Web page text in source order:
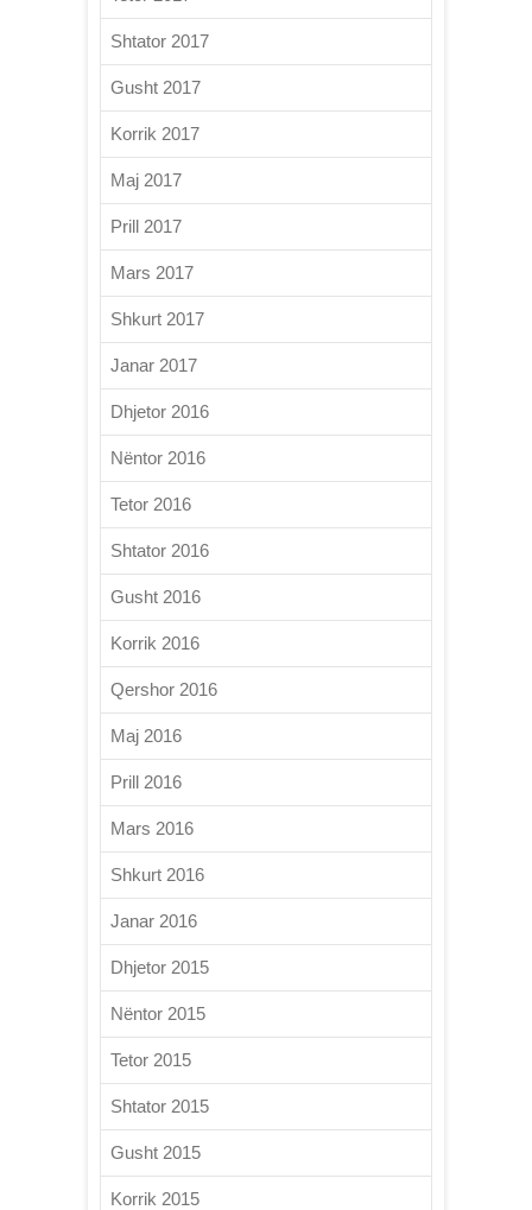
Shtator 2017
Gusht 2017
Korrik 2017
Maj 2017
Prill 2017
Mars 2017
Shkurt 2017
Janar 2017
Dhjetor 2016
Nëntor 2016
Tetor 2016
Shtator 2016
Gusht 2016
Korrik 2016
Qershor 2016
Maj 2016
Prill 2016
Mars 2016
Shkurt 2016
Janar 2016
Dhjetor 2015
Nëntor 2015
Tetor 2015
Shtator 2015
Gusht 2015
Korrik 2015